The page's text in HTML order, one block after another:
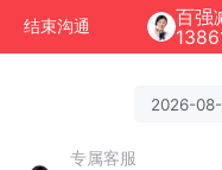
结束沟通
百强
2026-
专属客服